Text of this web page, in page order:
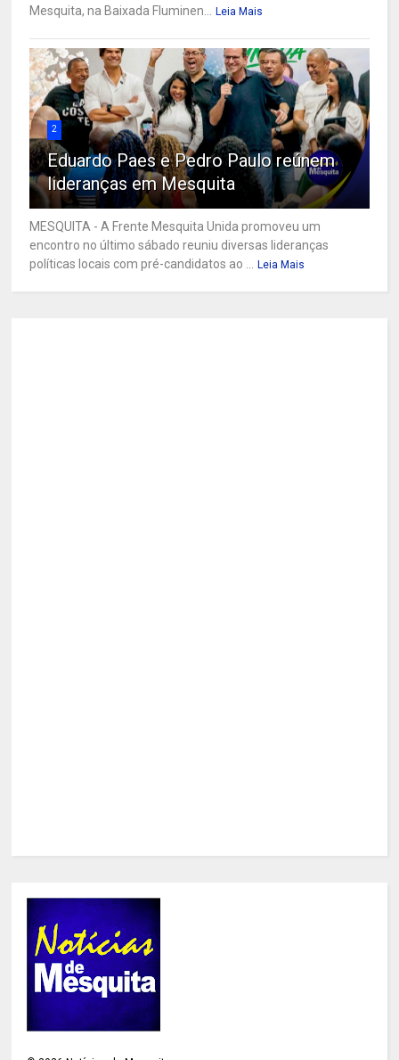
Mesquita, na Baixada Fluminen...
Leia Mais
2
Eduardo Paes e Pedro Paulo reúnem
lideranças em Mesquita
MESQUITA - A Frente Mesquita Unida promoveu um
encontro no último sábado reuniu diversas lideranças
políticas locais com pré-candidatos ao ...
Leia Mais